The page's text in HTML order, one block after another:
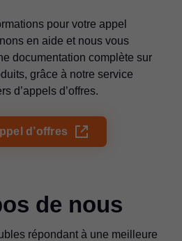
pour votre appel
en aide et nous vous
documentation complète sur
grâce à notre service
d’appels d’offres.
d’offres
de nous
répondant à une meilleure